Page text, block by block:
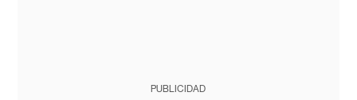
PUBLICIDAD